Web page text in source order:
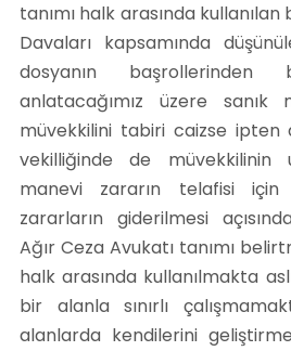
tanımı halk arasında
Davaları kapsamında
dosyanın başrollerinden
anlatacağımız üzere sanık
müvekkilini tabiri caizse ipten
vekilliğinde de müvekkilinin
manevi zararın telafisi için
zararların giderilmesi
Ağır Ceza Avukatı tanımı
halk arasında kullanılmakta
bir alanla sınırlı
alanlarda kendilerini